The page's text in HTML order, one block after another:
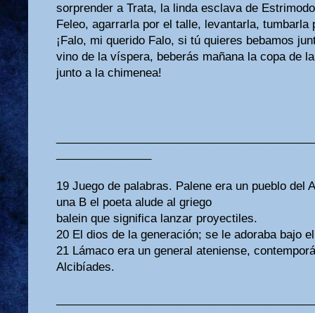
sorprender a Trata, la linda esclava de
Feleo, agarrarla por el talle, levantarla,
¡Falo, mi querido Falo, si tú quieres bebamos
vino de la víspera, beberás mañana la copa de
junto a la chimenea!
19 Juego de palabras. Palene era un pueblo del
una B el poeta alude al griego
balein que significa lanzar proyectiles.
20 El dios de la generación; se le adoraba bajo
21 Lámaco era un general ateniense,
Alcibíades.